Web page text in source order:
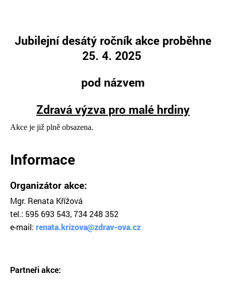
Jubilejní desátý ročník akce proběhne
25. 4. 2025
pod názvem
Zdravá výzva pro malé hrdiny
Akce je již plně obsazena.
Informace
Organizátor akce:
Mgr. Renata Křížová
tel.: 595 693 543, 734 248 352
e-mail: renata.krizova@zdrav-ova.cz
Partneři akce: